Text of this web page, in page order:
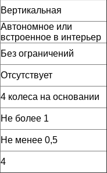
Вертикальная
Автономное или
встроенное в интерьер
Без ограничений
Отсутствует
4 колеса на основании
Не более 1
Не менее 0,5
4